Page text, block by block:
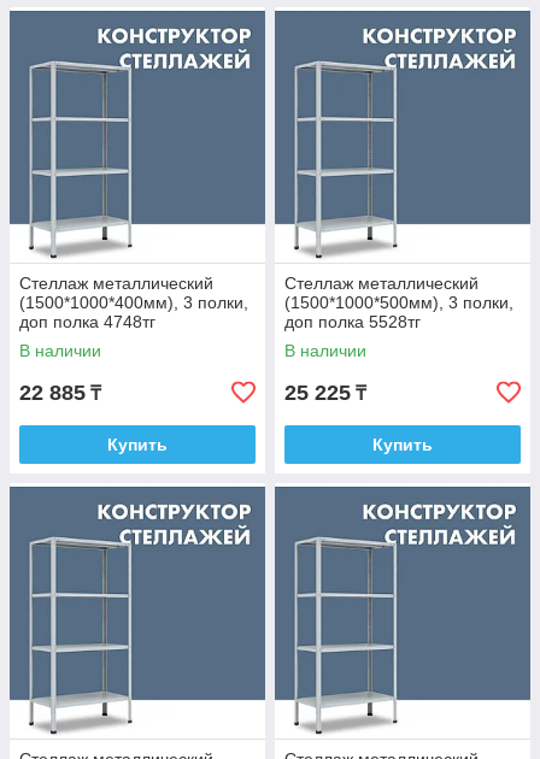
Стеллаж металлический
(1500*1000*400мм), 3 полки,
доп полка 4748тг
В наличии
22 885 ₸
Купить
Стеллаж металлический
(1500*1000*500мм), 3 полки,
доп полка 5528тг
В наличии
25 225 ₸
Купить